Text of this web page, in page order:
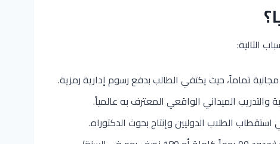
التالية:
تماماً، حيث يكتفي الطالب بدفع رسوم إدارية رمزية.
والتدريب الميداني الواقعي المعترف به عالمياً.
استقطاب الطلاب الدوليين وإنتاج بحوث الدكتوراه.